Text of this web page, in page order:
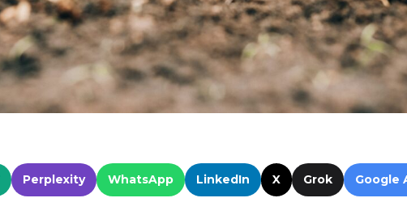
Perplexity WhatsApp LinkedIn X Grok Google